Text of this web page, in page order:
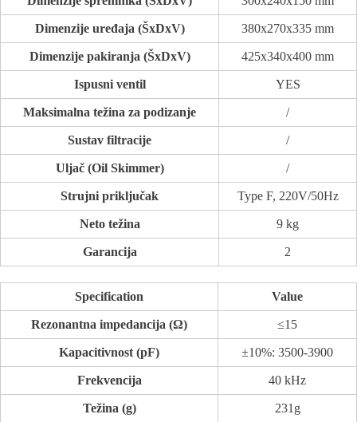
Dimenzije uređaja (ŠxDxV) 380x270x335 mm
Dimenzije pakiranja (ŠxDxV) 425x340x400 mm
Ispusni ventil YES
Maksimalna težina za podizanje /
Sustav filtracije /
Uljač (Oil Skimmer) /
Strujni priključak Type F, 220V/50Hz
Neto težina 9 kg
Garancija 2
Specification Value
Rezonantna impedancija (Ω) ≤15
Kapacitivnost (pF) ±10%: 3500-3900
Frekvencija 40 kHz
Težina (g) 231g